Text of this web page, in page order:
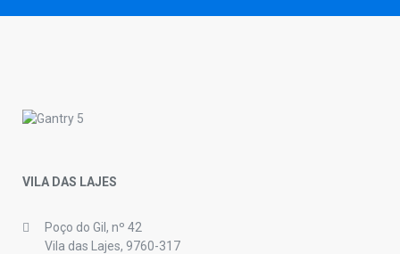
VILA DAS LAJES
Poço do Gil, nº 42
Vila das Lajes, 9760-317